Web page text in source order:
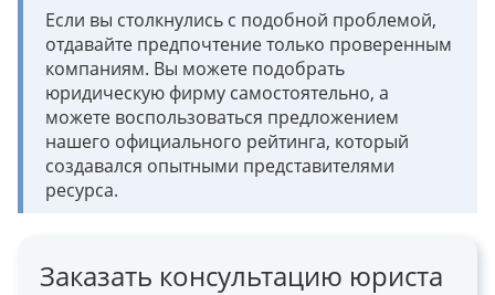
Если вы столкнулись с подобной проблемой,
отдавайте предпочтение только проверенным
компаниям. Вы можете подобрать
юридическую фирму самостоятельно, а
можете воспользоваться предложением
нашего официального рейтинга, который
создавался опытными представителями
ресурса.
Заказать консультацию юриста